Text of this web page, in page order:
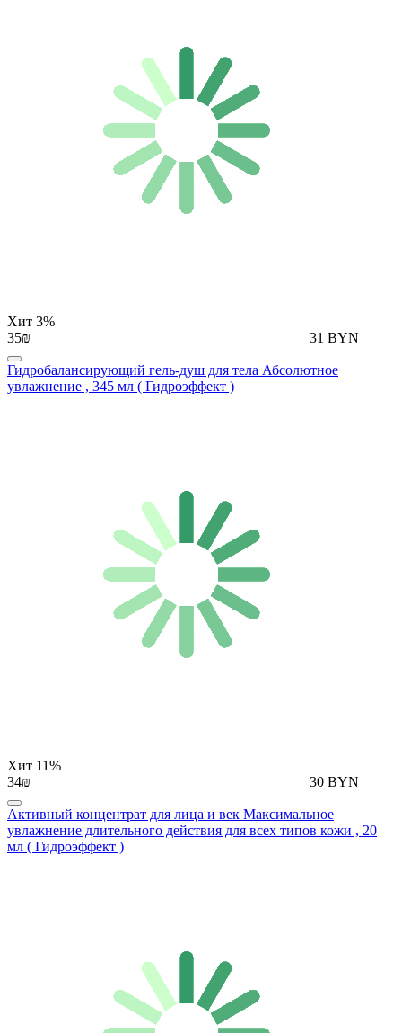
Хит 3%
35₪
31 BYN
Гидробалансирующий гель-душ для тела Абсолютное
увлажнение , 345 мл ( Гидроэффект )
Хит 11%
34₪
30 BYN
Активный концентрат для лица и век Максимальное
увлажнение длительного действия для всех типов кожи , 20
мл ( Гидроэффект )